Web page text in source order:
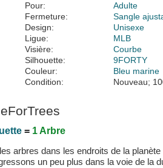
Pour:
Adulte
Fermeture:
Sangle
Design:
Unisexe
Ligue:
MLB
Visière:
Courbe
Silhouette:
9FORTY
Couleur:
Bleu marine
Condition:
Nouveau;
= 1 Arbre
arbres dans les endroits de la
un peu plus dans la voie de la